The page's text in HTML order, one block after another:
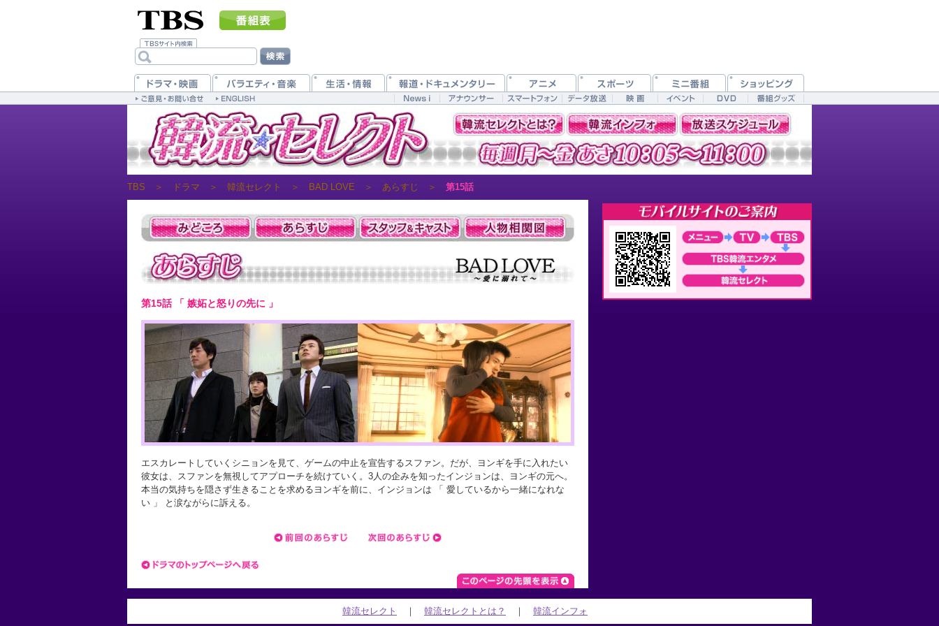
TBS ＞ ドラマ ＞ 韓流セレクト ＞ BAD LOVE ＞ あらすじ ＞ 第15話
第15話 「 嫉妬と怒りの先に 」
エスカレートしていくシニョンを見て、ゲームの中止を宣告するスファン。だが、ヨンギを手に入れたい
彼女は、スファンを無視してアプローチを続けていく。3人の企みを知ったインジョンは、ヨンギの元へ。
本当の気持ちを隠さず生きることを求めるヨンギを前に、インジョンは 「 愛しているから一緒になれな
い 」 と涙ながらに訴える。
韓流セレクト ｜ 韓流セレクトとは？ ｜ 韓流インフォ